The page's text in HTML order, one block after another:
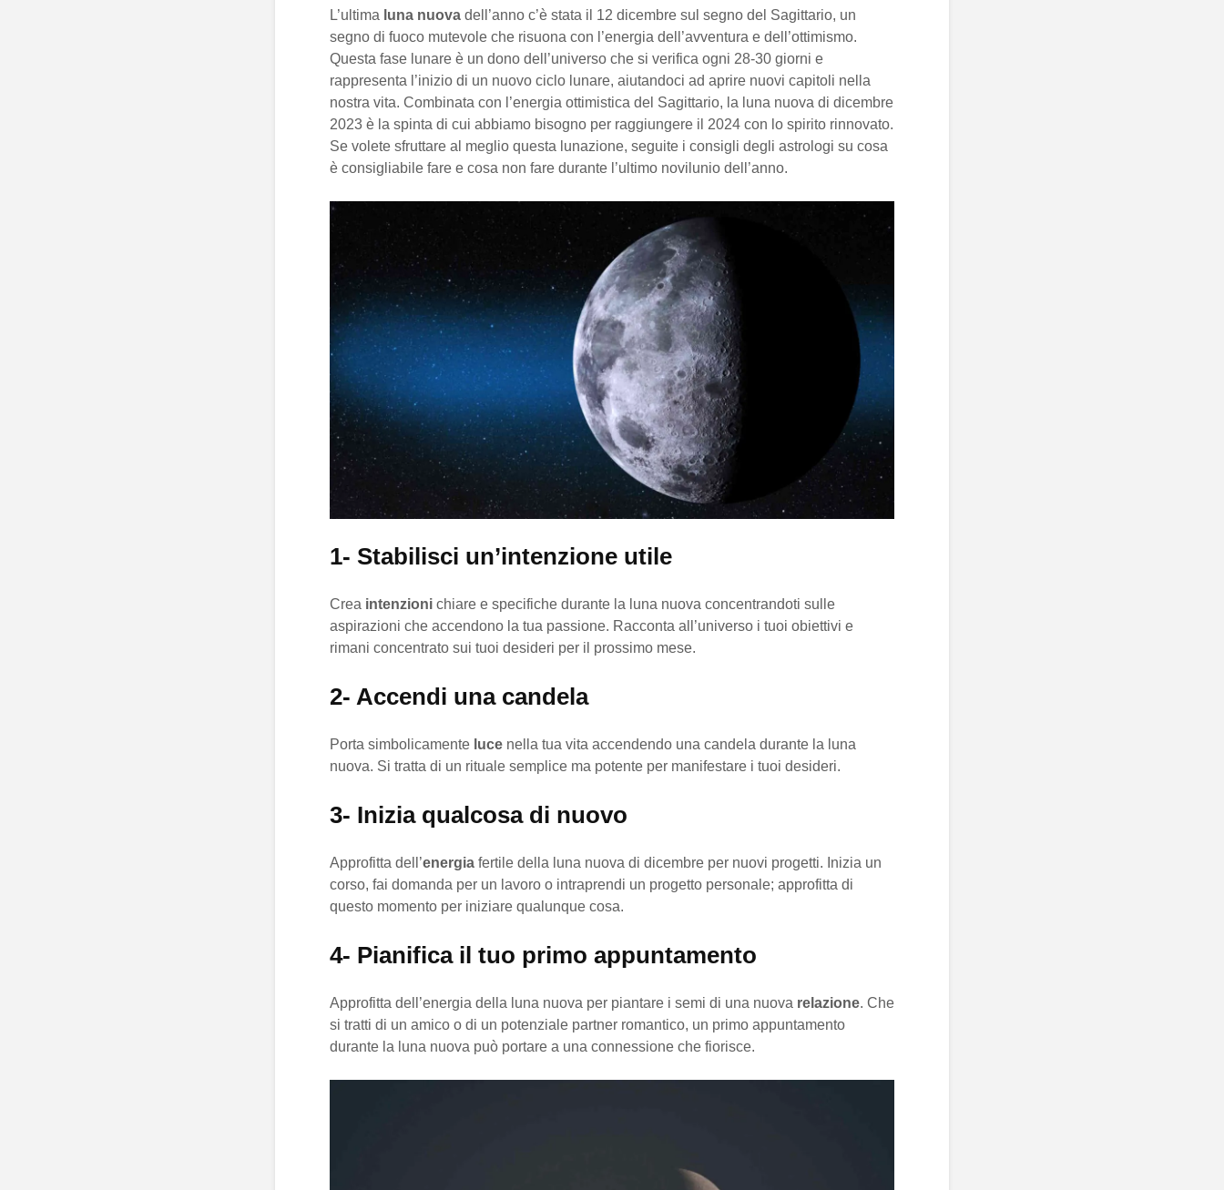
L’ultima luna nuova dell’anno c’è stata il 12 dicembre sul segno del Sagittario, un
segno di fuoco mutevole che risuona con l’energia dell’avventura e dell’ottimismo.
Questa fase lunare è un dono dell’universo che si verifica ogni 28-30 giorni e
rappresenta l’inizio di un nuovo ciclo lunare, aiutandoci ad aprire nuovi capitoli nella
nostra vita. Combinata con l’energia ottimistica del Sagittario, la luna nuova di dicembre
2023 è la spinta di cui abbiamo bisogno per raggiungere il 2024 con lo spirito rinnovato.
Se volete sfruttare al meglio questa lunazione, seguite i consigli degli astrologi su cosa
è consigliabile fare e cosa non fare durante l’ultimo novilunio dell’anno.
1- Stabilisci un’intenzione utile
Crea intenzioni chiare e specifiche durante la luna nuova concentrandoti sulle
aspirazioni che accendono la tua passione. Racconta all’universo i tuoi obiettivi e
rimani concentrato sui tuoi desideri per il prossimo mese.
2- Accendi una candela
Porta simbolicamente luce nella tua vita accendendo una candela durante la luna
nuova. Si tratta di un rituale semplice ma potente per manifestare i tuoi desideri.
3- Inizia qualcosa di nuovo
Approfitta dell’energia fertile della luna nuova di dicembre per nuovi progetti. Inizia un
corso, fai domanda per un lavoro o intraprendi un progetto personale; approfitta di
questo momento per iniziare qualunque cosa.
4- Pianifica il tuo primo appuntamento
Approfitta dell’energia della luna nuova per piantare i semi di una nuova relazione. Che
si tratti di un amico o di un potenziale partner romantico, un primo appuntamento
durante la luna nuova può portare a una connessione che fiorisce.